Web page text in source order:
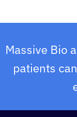
Massive Bio
patients